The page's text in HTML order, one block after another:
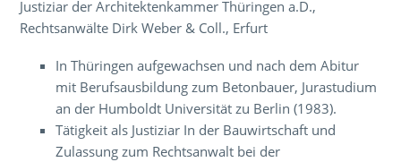
Justiziar der Architektenkammer Thüringen a.D.,
Rechtsanwälte Dirk Weber & Coll., Erfurt
In Thüringen aufgewachsen und nach dem Abitur
mit Berufsausbildung zum Betonbauer, Jurastudium
an der Humboldt Universität zu Berlin (1983).
Tätigkeit als Justiziar In der Bauwirtschaft und
Zulassung zum Rechtsanwalt bei der